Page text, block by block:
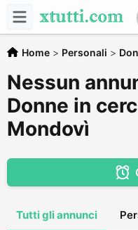
Home > Personali >
Nessun
Donne in
Mondovì
Tutti gli annunci